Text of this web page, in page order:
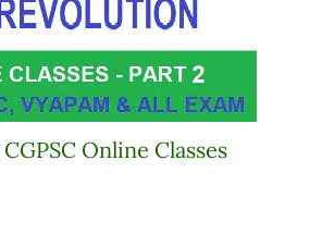
CGPSC Online Classes